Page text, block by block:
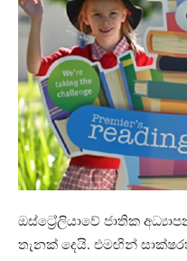
ඔස්ට්‍රේලියාවේ ජාතික
තැනක් දෙයි. එමඟින්